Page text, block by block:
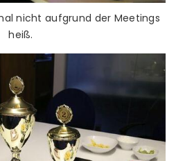
nicht aufgrund der Meetings
heiß.